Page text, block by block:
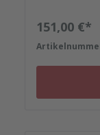
Nieten,
Regulärer
151,00 €*